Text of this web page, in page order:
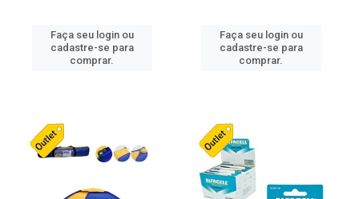
Faça seu login ou
cadastre-se para
comprar.
Faça seu login ou
cadastre-se para
comprar.